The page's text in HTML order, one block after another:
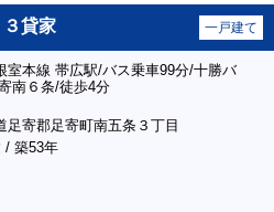
貸家 一戸建て
室本線 帯広駅/バス乗車99分/十勝バ
南６条/徒歩4分
足寄郡足寄町南五条３丁目
/ 築53年